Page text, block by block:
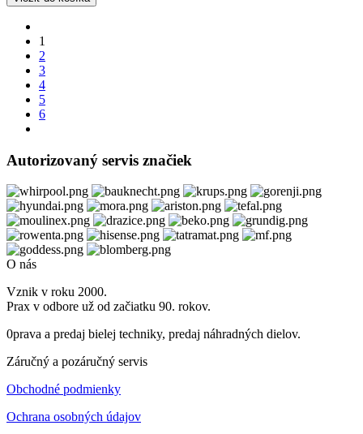
1
2
3
4
5
6
Autorizovaný servis značiek
O nás
Vznik v roku 2000.
Prax v odbore už od začiatku 90. rokov.
0prava a predaj bielej techniky, predaj náhradných dielov.
Záručný a pozáručný servis
Obchodné podmienky
Ochrana osobných údajov